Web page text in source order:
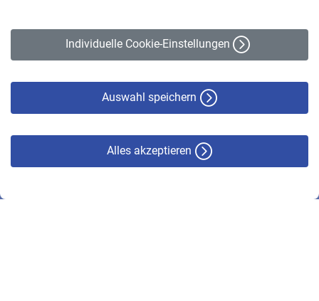
Individuelle Cookie-Einstellungen
Auswahl speichern
Alles akzeptieren
Erklärung zur Barrierefreiheit
© VBL 2026